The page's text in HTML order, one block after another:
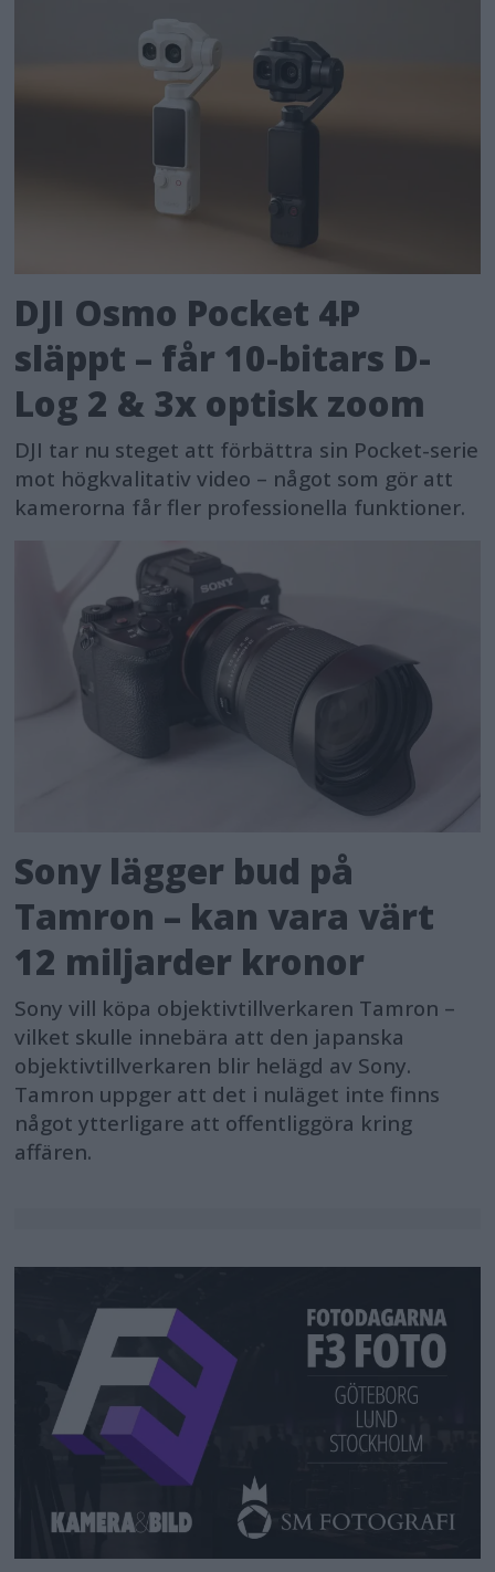
DJI Osmo Pocket 4P
släppt – får 10-bitars D-
Log 2 & 3x optisk zoom
DJI tar nu steget att förbättra sin Pocket-serie
mot högkvalitativ video – något som gör att
kamerorna får fler professionella funktioner.
Sony lägger bud på
Tamron – kan vara värt
12 miljarder kronor
Sony vill köpa objektivtillverkaren Tamron –
vilket skulle innebära att den japanska
objektivtillverkaren blir helägd av Sony.
Tamron uppger att det i nuläget inte finns
något ytterligare att offentliggöra kring
affären.